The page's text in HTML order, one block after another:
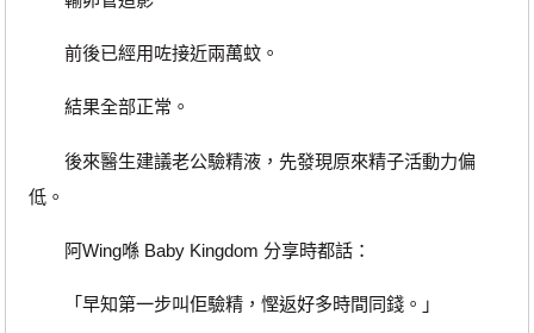
前後已經用咗接近兩萬蚊。
結果全部正常。
後來醫生建議老公驗精液，先發現原來精子活動力偏
低。
阿Wing喺 Baby Kingdom 分享時都話：
「早知第一步叫佢驗精，慳返好多時間同錢。」